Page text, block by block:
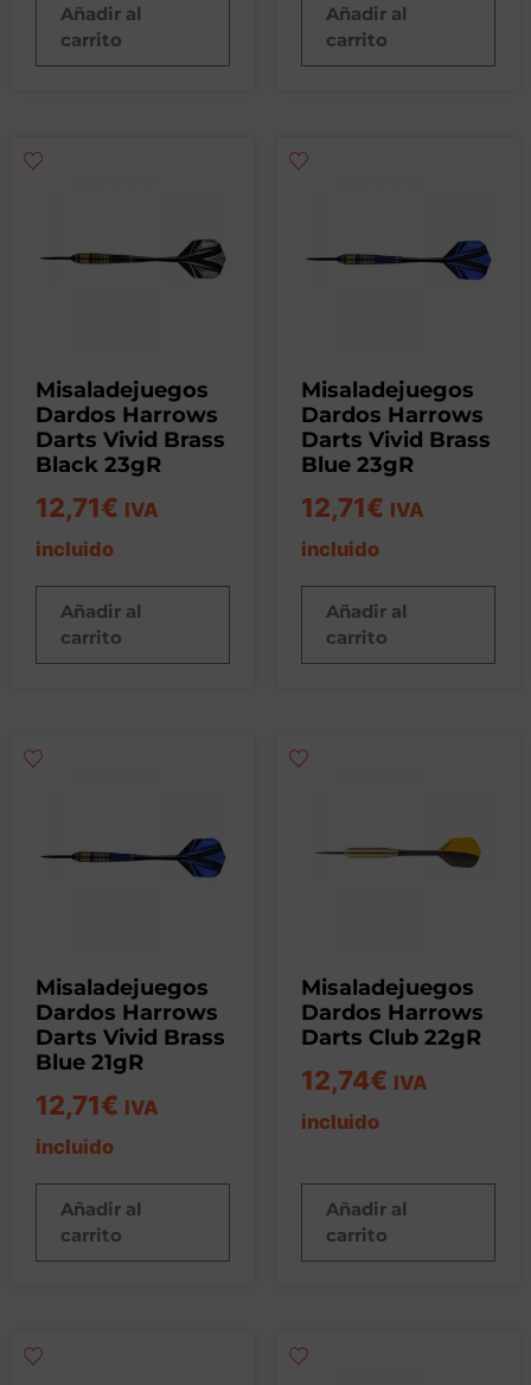
Añadir al
carrito
Añadir al
carrito
Misaladejuegos
Dardos Harrows
Darts Vivid Brass
Black 23gR
12,71€ IVA
incluido
Añadir al
carrito
Misaladejuegos
Dardos Harrows
Darts Vivid Brass
Blue 23gR
12,71€ IVA
incluido
Añadir al
carrito
Misaladejuegos
Dardos Harrows
Darts Vivid Brass
Blue 21gR
12,71€ IVA
incluido
Añadir al
carrito
Misaladejuegos
Dardos Harrows
Darts Club 22gR
12,74€ IVA
incluido
Añadir al
carrito